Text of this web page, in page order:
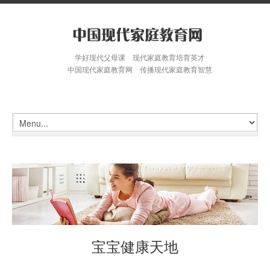
学好现代父母课 现代家庭教育培育英才
中国现代家庭教育网 传播现代家庭教育智慧
宝宝健康天地